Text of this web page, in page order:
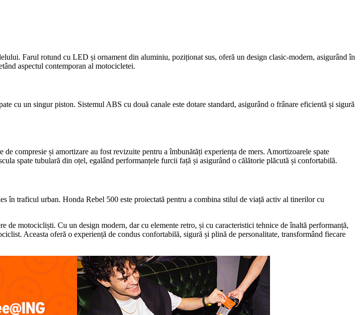
Farul rotund cu LED și ornament din aluminiu, poziționat sus, oferă un design clasic-modern, asigurând în
aspectul contemporan al motocicletei.
cu un singur piston. Sistemul ABS cu două canale este dotare standard, asigurând o frânare eficientă și sigură
compresie și amortizare au fost revizuite pentru a îmbunătăți experiența de mers. Amortizoarele spate
spate tubulară din oțel, egalând performanțele furcii față și asigurând o călătorie plăcută și confortabilă.
în traficul urban. Honda Rebel 500 este proiectată pentru a combina stilul de viață activ al tinerilor cu
de motocicliști. Cu un design modern, dar cu elemente retro, și cu caracteristici tehnice de înaltă performanță,
Aceasta oferă o experiență de condus confortabilă, sigură și plină de personalitate, transformând fiecare